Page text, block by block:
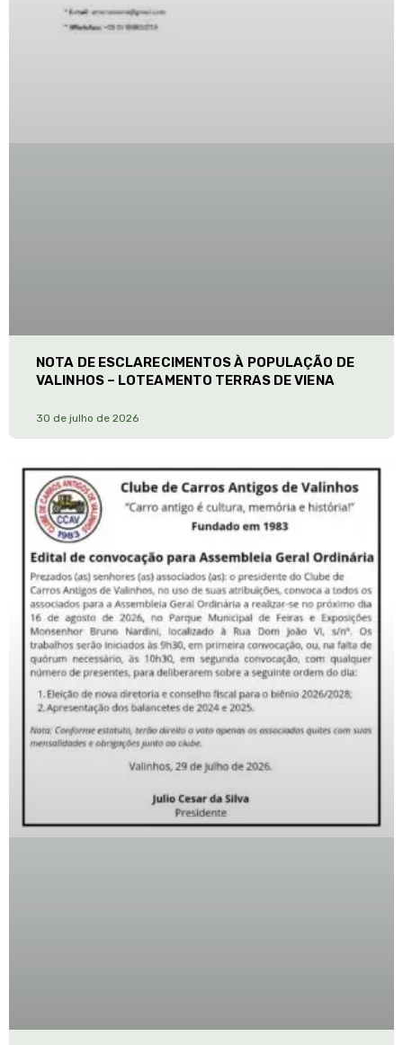
NOTA DE ESCLARECIMENTOS À POPULAÇÃO DE
VALINHOS – LOTEAMENTO TERRAS DE VIENA
30 de julho de 2026